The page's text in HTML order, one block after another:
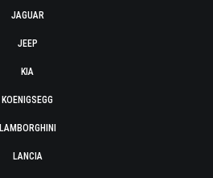
JAGUAR
JEEP
KIA
KOENIGSEGG
LAMBORGHINI
LANCIA